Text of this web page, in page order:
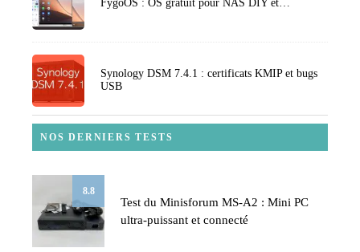
FygoOS : OS gratuit pour NAS DIY et…
Synology DSM 7.4.1 : certificats KMIP et bugs
USB
NOS DERNIERS TESTS
8.8
Test du Minisforum MS-A2 : Mini PC
ultra-puissant et connecté